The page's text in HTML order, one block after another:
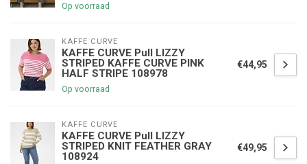
Op voorraad
KAFFE CURVE
KAFFE CURVE Pull LIZZY
STRIPED KAFFE CURVE PINK
HALF STRIPE 108978
Op voorraad
€44,95
KAFFE CURVE
KAFFE CURVE Pull LIZZY
STRIPED KNIT FEATHER GRAY
108924
€49,95